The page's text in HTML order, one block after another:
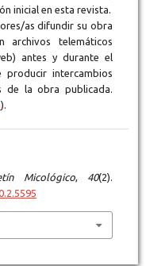
inicial en esta revista.
as difundir su obra
telemáticos
antes y durante el
intercambios
de la obra publicada.
).
Micológico, 40(2).